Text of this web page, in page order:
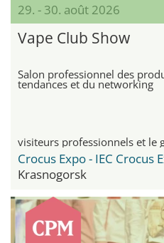
29. - 30. août 2026
Vape Club Show
Salon professionnel des
tendances et du networking
visiteurs professionnels et le
Krasnogorsk